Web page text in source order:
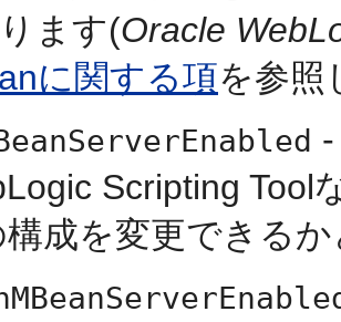
ます(Oracle
に関する項を参照
Scripting Tool
成を変更できる